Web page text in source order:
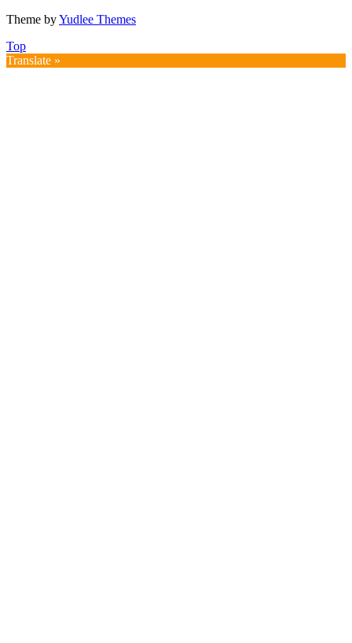
Theme byYudlee Themes
Top
Translate »